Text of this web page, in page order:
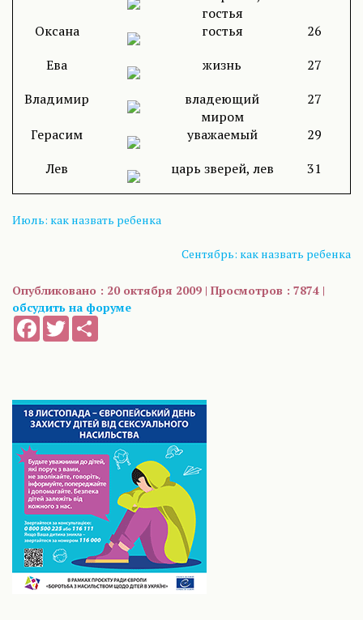
гостья
Оксана
гостья
26
Ева
жизнь
27
Владимир
владеющий
миром
27
Герасим
уважаемый
29
Лев
царь зверей, лев 31
Июль: как назвать ребенка
Сентябрь: как назвать ребенка
Опубликовано : 20 октября 2009 | Просмотров : 7874 |
обсудить на форуме
FacebookTwitter